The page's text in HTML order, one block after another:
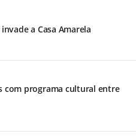
a Casa Amarela
com programa cultural entre